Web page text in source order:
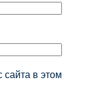
в этом